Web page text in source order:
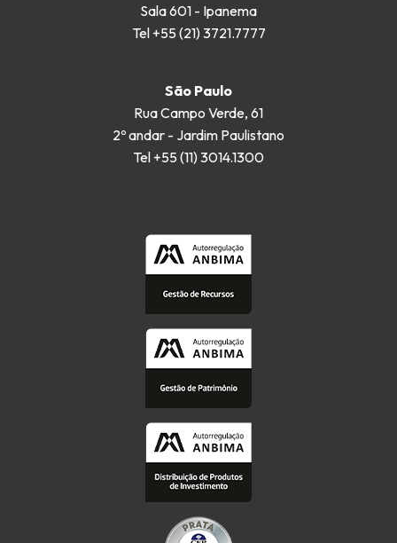
Sala 601 - Ipanema
Tel +55 (21) 3721.7777
São Paulo
Rua Campo Verde, 61
2º andar - Jardim Paulistano
Tel +55 (11) 3014.1300